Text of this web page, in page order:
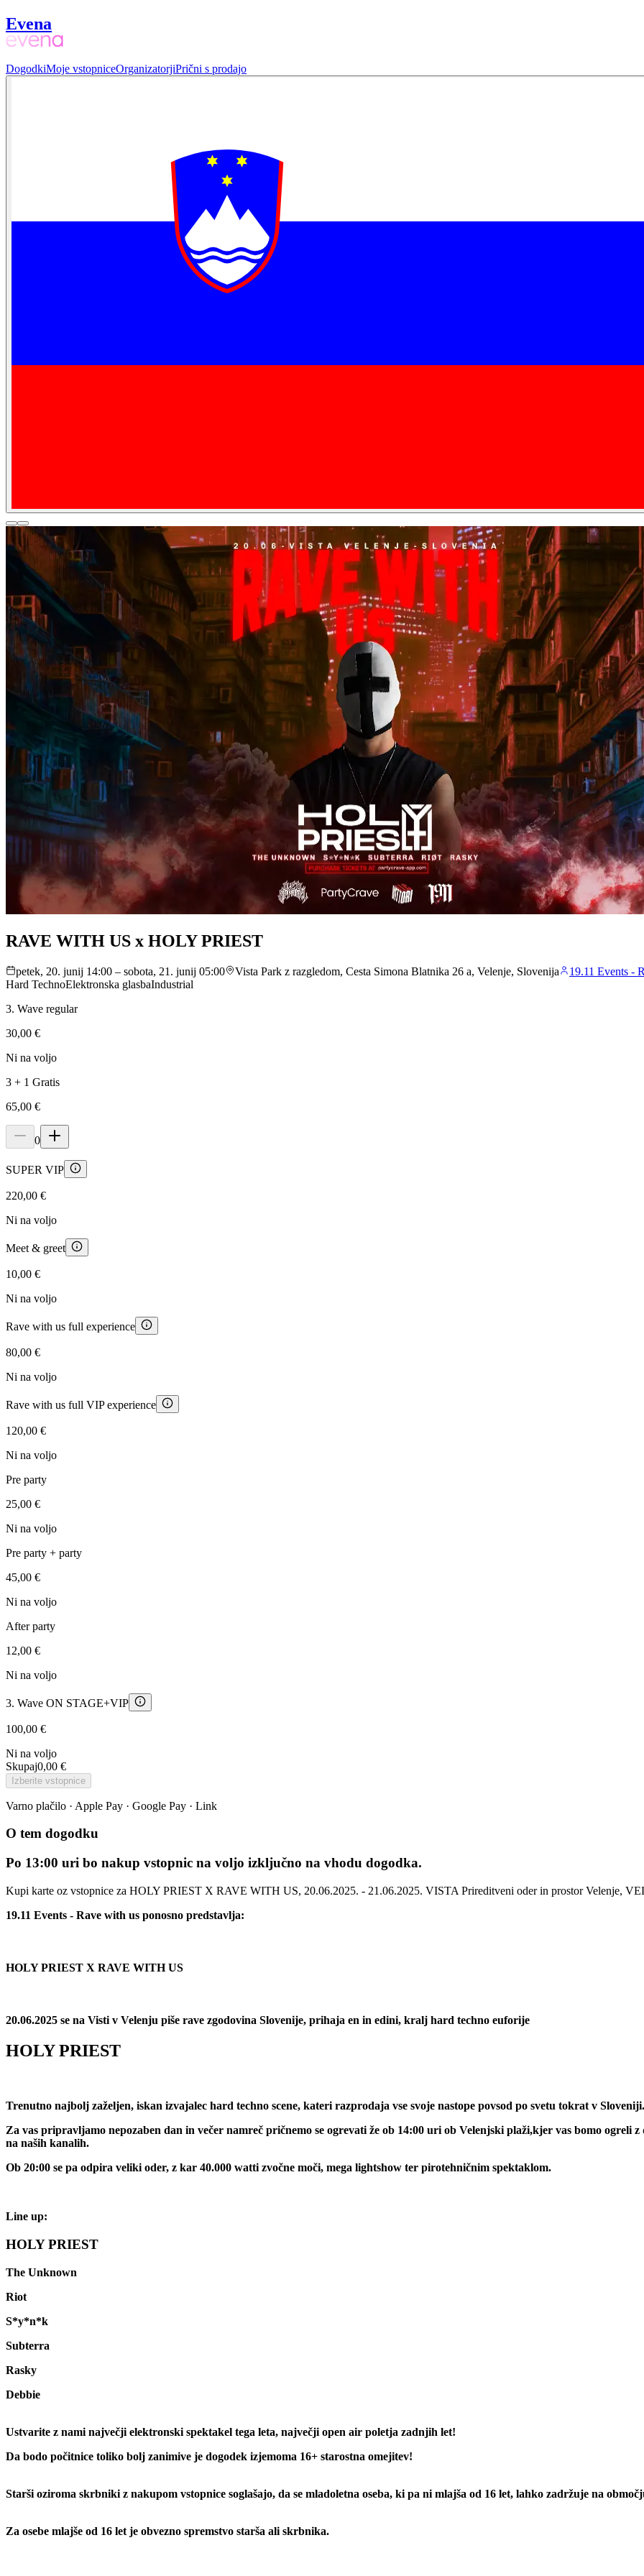
Evena
DogodkiMoje vstopniceOrganizatorjiPrični s prodajo
RAVE WITH US x HOLY PRIEST
petek, 20. junij 14:00 – sobota, 21. junij 05:00 Vista Park z razgledom, Cesta Simona Blatnika 26 a, Velenje, Slovenija
19.11 Events -
Hard TechnoElektronska glasbaIndustrial
3. Wave regular
30,00 €
Ni na voljo
3 + 1 Gratis
65,00 €
0
SUPER VIP
220,00 €
Ni na voljo
Meet & greet
10,00 €
Ni na voljo
Rave with us full experience
80,00 €
Ni na voljo
Rave with us full VIP experience
120,00 €
Ni na voljo
Pre party
25,00 €
Ni na voljo
Pre party + party
45,00 €
Ni na voljo
After party
12,00 €
Ni na voljo
3. Wave ON STAGE+VIP
100,00 €
Ni na voljo
Skupaj0,00 €
Izberite vstopnice
Varno plačilo · Apple Pay · Google Pay · Link
O tem dogodku
Po 13:00 uri bo nakup vstopnic na voljo izključno na vhodu dogodka.
Kupi karte oz vstopnice za HOLY PRIEST X RAVE WITH US, 20.06.2025. - 21.06.2025. VISTA Prireditveni oder in prostor Velenje,
19.11 Events - Rave with us ponosno predstavlja:
HOLY PRIEST X RAVE WITH US
20.06.2025 se na Visti v Velenju piše rave zgodovina Slovenije, prihaja en in edini, kralj hard techno euforije
HOLY PRIEST
Trenutno najbolj zaželjen, iskan izvajalec hard techno scene, kateri razprodaja vse svoje nastope povsod po svetu tokrat v Sloveniji.
Za vas pripravljamo nepozaben dan in večer namreč pričnemo se ogrevati že ob 14:00 uri ob Velenjski plaži,kjer vas bomo
na naših kanalih.
Ob 20:00 se pa odpira veliki oder, z kar 40.000 watti zvočne moči, mega lightshow ter pirotehničnim spektaklom.
Line up:
HOLY PRIEST
The Unknown
Riot
S*y*n*k
Subterra
Rasky
Debbie
Ustvarite z nami največji elektronski spektakel tega leta, največji open air poletja zadnjih let!
Da bodo počitnice toliko bolj zanimive je dogodek izjemoma 16+ starostna omejitev!
Starši oziroma skrbniki z nakupom vstopnice soglašajo, da se mladoletna oseba, ki pa ni mlajša od 16 let, lahko zadržuje na
Za osebe mlajše od 16 let je obvezno spremstvo starša ali skrbnika.